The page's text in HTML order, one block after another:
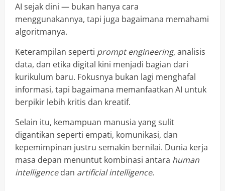
AI sejak dini — bukan hanya cara
menggunakannya, tapi juga bagaimana memahami
algoritmanya.
Keterampilan seperti prompt engineering, analisis
data, dan etika digital kini menjadi bagian dari
kurikulum baru. Fokusnya bukan lagi menghafal
informasi, tapi bagaimana memanfaatkan AI untuk
berpikir lebih kritis dan kreatif.
Selain itu, kemampuan manusia yang sulit
digantikan seperti empati, komunikasi, dan
kepemimpinan justru semakin bernilai. Dunia kerja
masa depan menuntut kombinasi antara human
intelligencedan artificial intelligence.